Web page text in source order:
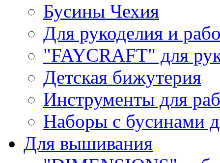
Бусины Чехия
Для рукоделия и
"FAYCRAFT" для
Детская бижутерия
Инструменты для
Наборы с бусинами
Для вышивания